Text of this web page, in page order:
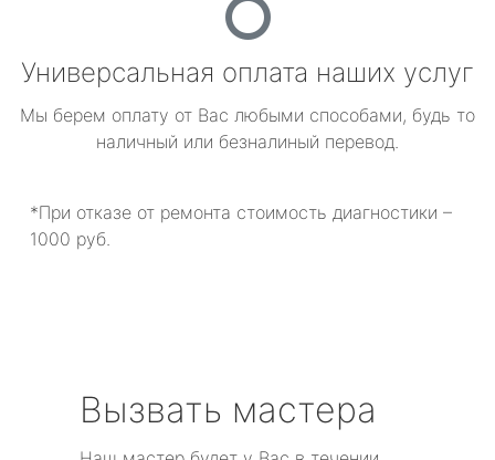
Универсальная оплата наших услуг
Мы берем оплату от Вас любыми способами, будь то
наличный или безналиный перевод.
*При отказе от ремонта стоимость диагностики –
1000 руб.
Вызвать мастера